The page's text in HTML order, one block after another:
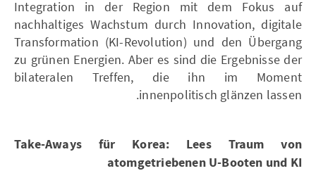
Integration in der Region mit dem Fokus auf
nachhaltiges Wachstum durch Innovation, digitale
Transformation (KI-Revolution) und den Übergang
zu grünen Energien. Aber es sind die Ergebnisse der
bilateralen Treffen, die ihn im Moment
innenpolitisch glänzen lassen.
Take-Aways für Korea: Lees Traum von
atomgetriebenen U-Booten und KI